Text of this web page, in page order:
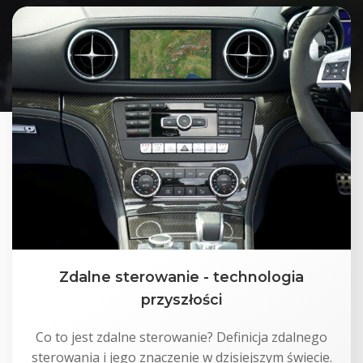
Zdalne sterowanie - technologia
przyszłości
Co to jest zdalne sterowanie? Definicja zdalnego
sterowania i jego znaczenie w dzisiejszym świecie.